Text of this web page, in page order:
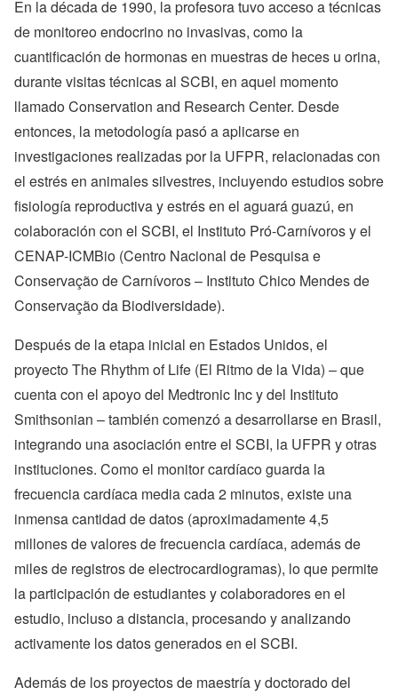
En la década de 1990, la profesora tuvo acceso a técnicas
de monitoreo endocrino no invasivas, como la
cuantificación de hormonas en muestras de heces u orina,
durante visitas técnicas al SCBI, en aquel momento
llamado Conservation and Research Center. Desde
entonces, la metodología pasó a aplicarse en
investigaciones realizadas por la UFPR, relacionadas con
el estrés en animales silvestres, incluyendo estudios sobre
fisiología reproductiva y estrés en el aguará guazú, en
colaboración con el SCBI, el Instituto Pró-Carnívoros y el
CENAP-ICMBio (Centro Nacional de Pesquisa e
Conservação de Carnívoros – Instituto Chico Mendes de
Conservação da Biodiversidade).
Después de la etapa inicial en Estados Unidos, el
proyecto The Rhythm of Life (El Ritmo de la Vida) – que
cuenta con el apoyo del Medtronic Inc y del Instituto
Smithsonian – también comenzó a desarrollarse en Brasil,
integrando una asociación entre el SCBI, la UFPR y otras
instituciones. Como el monitor cardíaco guarda la
frecuencia cardíaca media cada 2 minutos, existe una
inmensa cantidad de datos (aproximadamente 4,5
millones de valores de frecuencia cardíaca, además de
miles de registros de electrocardiogramas), lo que permite
la participación de estudiantes y colaboradores en el
estudio, incluso a distancia, procesando y analizando
activamente los datos generados en el SCBI.
Además de los proyectos de maestría y doctorado del